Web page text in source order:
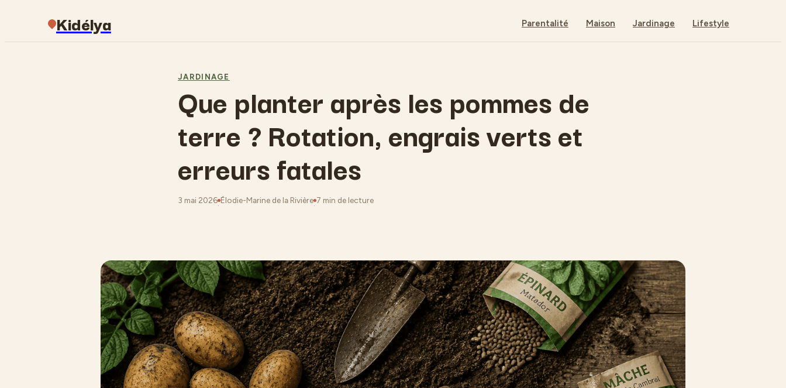
Kidélya Parentalité Maison Jardinage Lifestyle
JARDINAGE
Que planter après les pommes de
terre ? Rotation, engrais verts et
erreurs fatales
3 mai 2026
·
Élodie-Marine de la Rivière
·
7 min de lecture